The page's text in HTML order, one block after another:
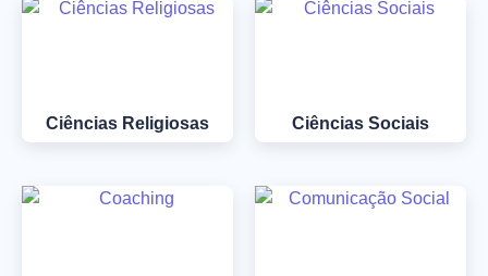
Ciências Religiosas Ciências Sociais